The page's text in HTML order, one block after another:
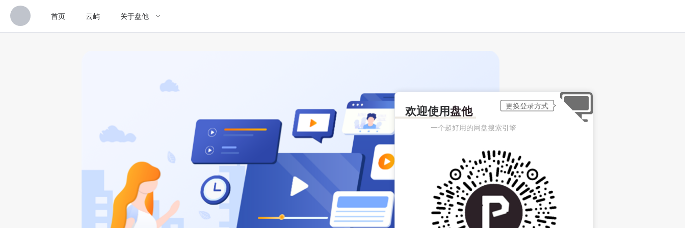
首页 云屿 关于盘他
欢迎使用盘他
一个超好用的网盘搜索引擎